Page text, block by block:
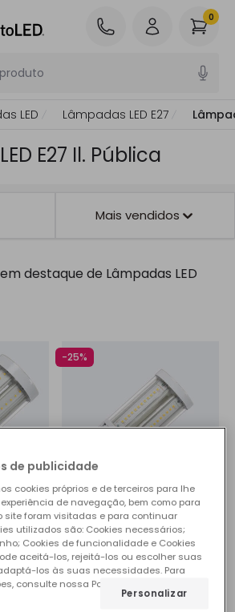
0
LED Lâmpadas LED E27
E27 Il. Pública
Mais vendidos
destaque de Lâmpadas LED
-25%
Antes 32,48 €
24,39 €
(1)
ADVANCED
de publicidade
cookies próprios e de terceiros para lhe
de navegação, bem como para
site foram visitadas e para continuar
utilizados são: Cookies necessários;
Cookies de funcionalidade e Cookies
aceitá-los, rejeitá-los ou escolher suas
los às suas necessidades. Para
consulte nossa Política de Cookies.
Personalizar